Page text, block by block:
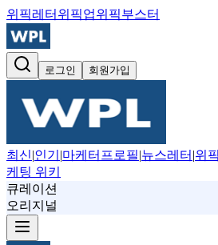
위픽레터 위픽업위픽부스터
로그인 회원가입
최신|인기 |마케터프로필|뉴스레터 |위
케팅 위키
큐레이션
오리지널